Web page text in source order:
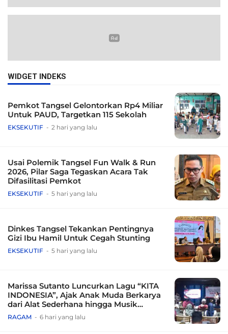
WIDGET INDEKS
Pemkot Tangsel Gelontorkan Rp4 Miliar
Untuk PAUD, Targetkan 115 Sekolah
EKSEKUTIF 2 hari yang lalu
Usai Polemik Tangsel Fun Walk & Run
2026, Pilar Saga Tegaskan Acara Tak
Difasilitasi Pemkot
EKSEKUTIF 5 hari yang lalu
Dinkes Tangsel Tekankan Pentingnya
Gizi Ibu Hamil Untuk Cegah Stunting
EKSEKUTIF 5 hari yang lalu
Marissa Sutanto Luncurkan Lagu “KITA
INDONESIA”, Ajak Anak Muda Berkarya
dari Alat Sederhana hingga Musik
Tradisional
RAGAM 6 hari yang lalu